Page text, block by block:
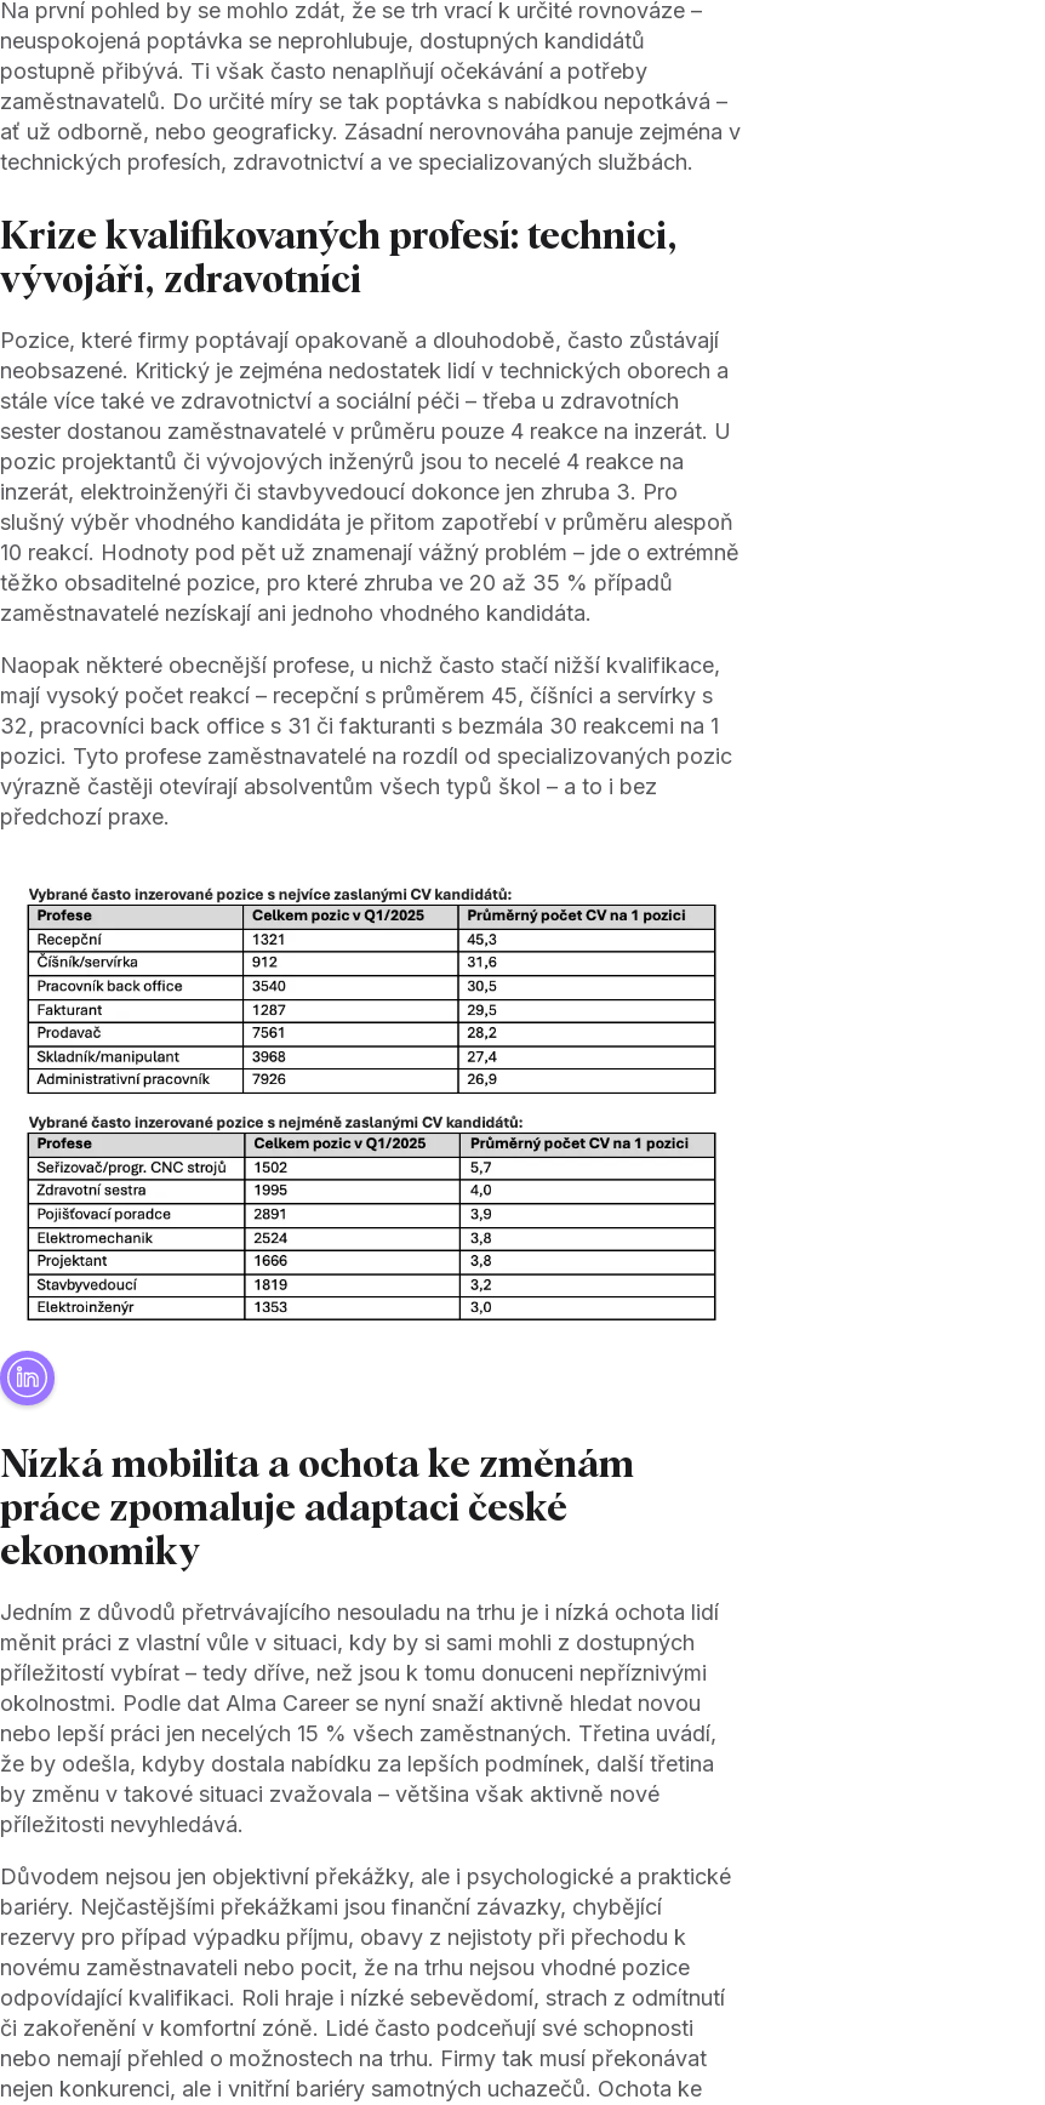
Na první pohled by se mohlo zdát, že se trh vrací k určité rovnováze –
neuspokojená poptávka se neprohlubuje, dostupných kandidátů
postupně přibývá. Ti však často nenaplňují očekávání a potřeby
zaměstnavatelů. Do určité míry se tak poptávka s nabídkou nepotkává –
ať už odborně, nebo geograficky. Zásadní nerovnováha panuje zejména v
technických profesích, zdravotnictví a ve specializovaných službách.
Krize kvalifikovaných profesí: technici,
vývojáři, zdravotníci
Pozice, které firmy poptávají opakovaně a dlouhodobě, často zůstávají
neobsazené. Kritický je zejména nedostatek lidí v technických oborech a
stále více také ve zdravotnictví a sociální péči – třeba u zdravotních
sester dostanou zaměstnavatelé v průměru pouze 4 reakce na inzerát. U
pozic projektantů či vývojových inženýrů jsou to necelé 4 reakce na
inzerát, elektroinženýři či stavbyvedoucí dokonce jen zhruba 3. Pro
slušný výběr vhodného kandidáta je přitom zapotřebí v průměru alespoň
10 reakcí. Hodnoty pod pět už znamenají vážný problém – jde o extrémně
těžko obsaditelné pozice, pro které zhruba ve 20 až 35 % případů
zaměstnavatelé nezískají ani jednoho vhodného kandidáta.
Naopak některé obecnější profese, u nichž často stačí nižší kvalifikace,
mají vysoký počet reakcí – recepční s průměrem 45, číšníci a servírky s
32, pracovníci back office s 31 či fakturanti s bezmála 30 reakcemi na 1
pozici. Tyto profese zaměstnavatelé na rozdíl od specializovaných pozic
výrazně častěji otevírají absolventům všech typů škol – a to i bez
předchozí praxe.
Nízká mobilita a ochota ke změnám
práce zpomaluje adaptaci české
ekonomiky
Jedním z důvodů přetrvávajícího nesouladu na trhu je i nízká ochota lidí
měnit práci z vlastní vůle v situaci, kdy by si sami mohli z dostupných
příležitostí vybírat – tedy dříve, než jsou k tomu donuceni nepříznivými
okolnostmi. Podle dat Alma Career se nyní snaží aktivně hledat novou
nebo lepší práci jen necelých 15 % všech zaměstnaných. Třetina uvádí,
že by odešla, kdyby dostala nabídku za lepších podmínek, další třetina
by změnu v takové situaci zvažovala – většina však aktivně nové
příležitosti nevyhledává.
Důvodem nejsou jen objektivní překážky, ale i psychologické a praktické
bariéry. Nejčastějšími překážkami jsou finanční závazky, chybějící
rezervy pro případ výpadku příjmu, obavy z nejistoty při přechodu k
novému zaměstnavateli nebo pocit, že na trhu nejsou vhodné pozice
odpovídající kvalifikaci. Roli hraje i nízké sebevědomí, strach z odmítnutí
či zakořenění v komfortní zóně. Lidé často podceňují své schopnosti
nebo nemají přehled o možnostech na trhu. Firmy tak musí překonávat
nejen konkurenci, ale i vnitřní bariéry samotných uchazečů. Ochota ke